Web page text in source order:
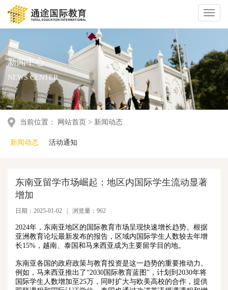
Toggle
新闻中心
NEWS CENTER
当前位置： 网站首页 > 新闻动态
新闻动态 活动通知
东南亚留学市场崛起：地区内国际学生流动显著
增加
日期：2025-01-02 | 浏览量：962
2024年，东南亚地区的国际教育市场呈现快速增长趋势。根据
亚洲教育论坛最新发布的报告，区域内国际学生人数较去年增
长15%，越南、泰国和马来西亚成为主要留学目的地。
东南亚各国的政府政策与教育投资是这一趋势的重要推动力。
例如，马来西亚推出了“2030国际教育蓝图”，计划到2030年将
国际学生人数增加至25万，同时扩大与欧美高校的合作，提供